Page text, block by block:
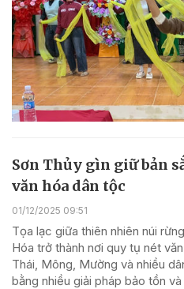
Sơn Thủy gìn giữ bản
văn hóa dân tộc
01/12/2025 09:51
Tọa lạc giữa thiên nhiên núi
Hóa trở thành nơi quy tụ nét
Thái, Mông, Mường và nhiều
bằng nhiều giải pháp bảo tồn và